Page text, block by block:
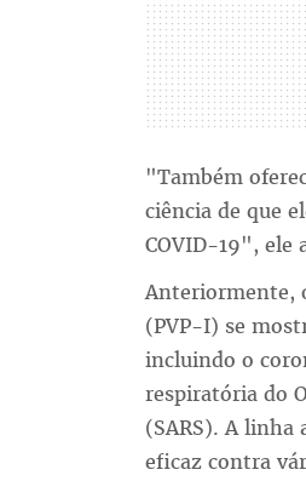
"Também
ciência de que
COVID-19", ele
Anteriormente,
(PVP-I) se
incluindo o
respiratória do
(SARS). A
eficaz contra